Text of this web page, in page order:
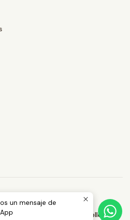
Desarrollado por Jumpseller.
un mensaje de